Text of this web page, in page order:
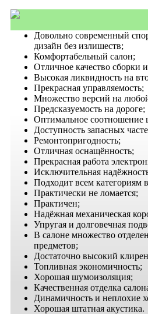
Довольно современный
дизайн без излишеств;
Комфортабельный салон;
Отличное качество сборки
Высокая ликвидность на
Прекрасная управляемость;
Множество версий на
Предсказуемость на дороге;
Оптимальное соотношение
Доступность запасных
Ремонтопригодность;
Отличная оснащённость;
Прекрасная работа
Исключительная
Подходит всем категориям
Практически не ломается;
Практичен;
Надёжная механическая
Упругая и долговечная
В салоне множество
предметов;
Достаточно высокий
Топливная экономичность;
Хорошая шумоизоляция;
Качественная отделка
Динамичность и неплохие
Хорошая штатная акустика.